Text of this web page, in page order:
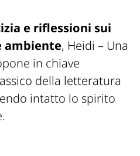
e riflessioni sui
ambiente, Heidi – Una
in chiave
della letteratura
intatto lo spirito